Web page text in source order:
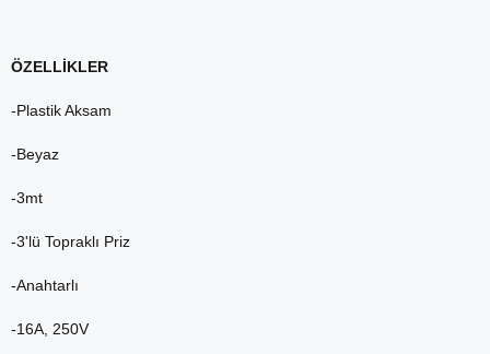
ÖZELLİKLER
-Plastik Aksam
-Beyaz
-3mt
-3'lü Topraklı Priz
-Anahtarlı
-16A, 250V